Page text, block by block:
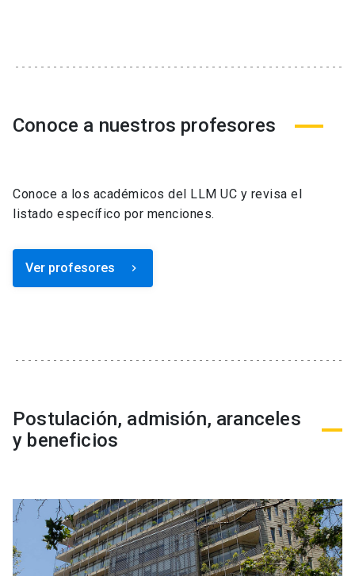
Conoce a nuestros profesores
Conoce a los académicos del LLM UC y revisa el
listado específico por menciones.
Ver profesores keyboard_arrow_right
Postulación, admisión, aranceles
y beneficios